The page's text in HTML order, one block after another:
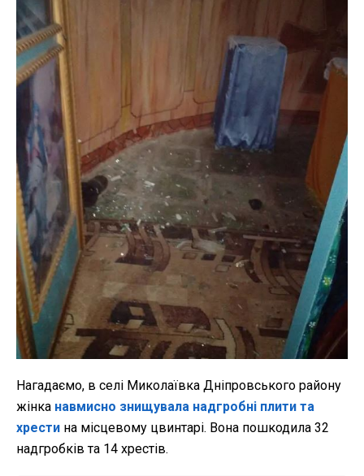
Нагадаємо, в селі Миколаївка Дніпровського району
жінка навмисно знищувала надгробні плити та
хрести на місцевому цвинтарі. Вона пошкодила 32
надгробків та 14 хрестів.